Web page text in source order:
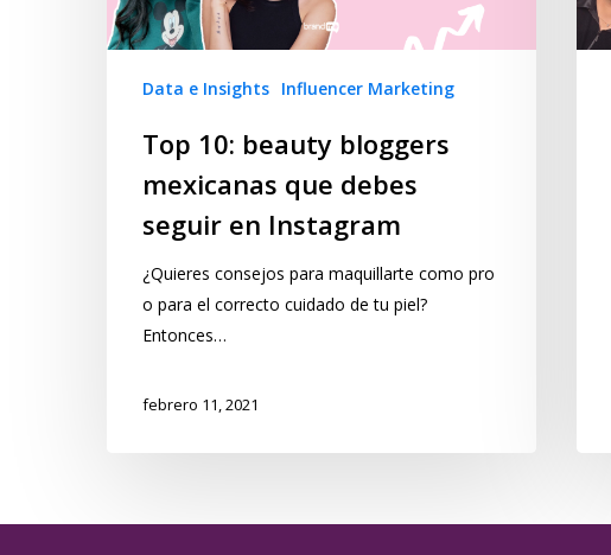
Data e Insights Influencer Marketing
Top 10: beauty bloggers
mexicanas que debes
seguir en Instagram
¿Quieres consejos para maquillarte como pro
o para el correcto cuidado de tu piel?
Entonces…
febrero 11, 2021